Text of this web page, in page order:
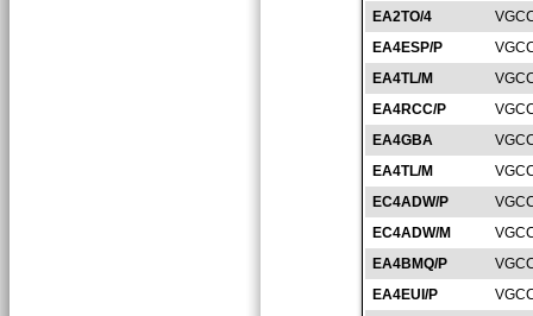
EA2TO/4
EA4ESP/P
EA4TL/M
EA4RCC/P
EA4GBA
EA4TL/M
EC4ADW/P
EC4ADW/M
EA4BMQ/P
EA4EUI/P